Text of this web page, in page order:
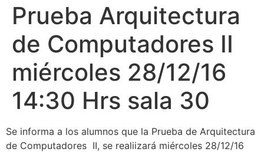
Prueba Arquitectura
de Computadores II
miércoles 28/12/16
14:30 Hrs sala 30
Se informa a los alumnos que la Prueba de Arquitectura
de Computadores II, se realiizará miércoles 28/12/16